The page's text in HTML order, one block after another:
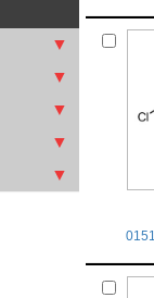
▼
▼
▼
▼
▼